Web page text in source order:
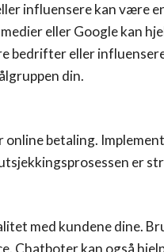
influensere kan være
eller Google kan
bedrifter eller
din.
betaling.
er
med kundene dine.
Chatboter kan også